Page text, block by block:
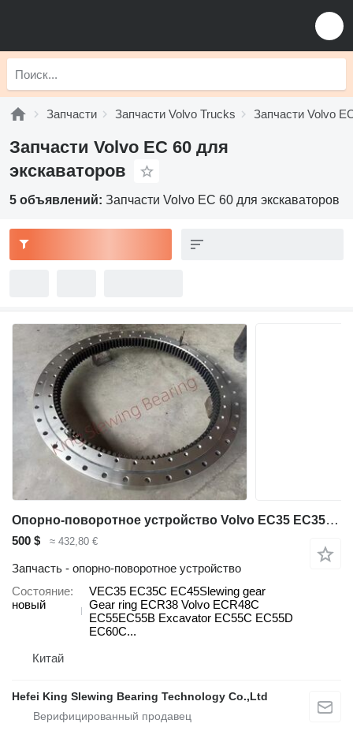
Запчасти Запчасти Volvo Trucks Запчасти Volvo
Запчасти Volvo EC 60 для
экскаваторов
5 объявлений: Запчасти Volvo EC 60 для экскаваторов
Опорно-поворотное устройство Volvo EC35 EC35C EC45 ECR38 ECR48C EC55EC55B EC55C EC55D EC60C EC60D E VEC35 для экскаватора Volvo EC35 EC35C EC45 ECR38 ECR48C EC55EC55B EC55C EC55D EC60C EC60D EC60E ECR58 ECR58D EW55B EW60C EW60EEC80D ECR88 ECR88D
500 $ ≈ 432,80 €
Запчасть - опорно-поворотное устройство
Состояние
новый
VEC35 EC35C EC45Slewing gear
Gear ring ECR38 Volvo ECR48C
EC55EC55B Excavator EC55C EC55D
EC60C...
Китай
Hefei King Slewing Bearing Technology Co.,Ltd